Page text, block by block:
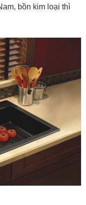
bồn kim loại thì